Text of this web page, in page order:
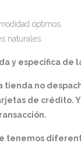
óptimos.
naturales.
y especifica de
no
de crédito.
tenemos